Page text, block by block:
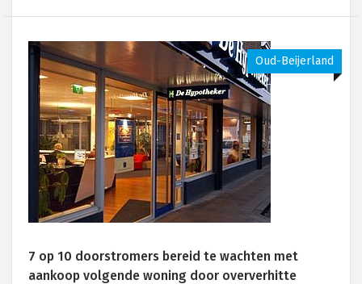
Oud-Beijerland
7 op 10 doorstromers bereid te wachten met
aankoop volgende woning door oververhitte